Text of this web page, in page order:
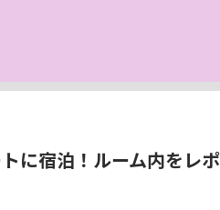
に宿泊！ルーム内をレポ